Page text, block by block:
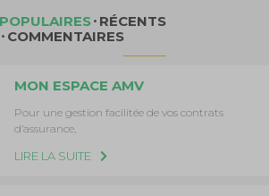
POPULAIRES RÉCENTS
COMMENTAIRES
MON ESPACE AMV
Pour une gestion facilitée de vos contrats
d’assurance,
LIRE LA SUITE